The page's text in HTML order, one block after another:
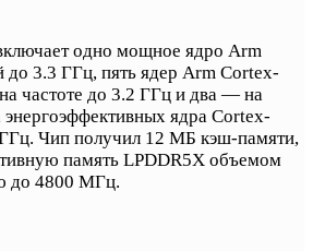
одно мощное ядро Arm
до 3.3 ГГц, пять ядер Arm Cortex-
частоте до 3.2 ГГц и два — на
энергоэффективных ядра Cortex-
Чип получил 12 МБ кэш-памяти,
память LPDDR5X объемом
до 4800 МГц.